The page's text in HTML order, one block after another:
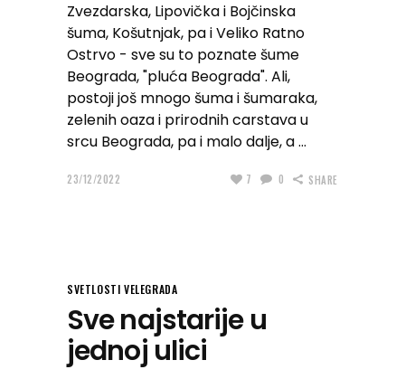
Zvezdarska, Lipovička i Bojčinska
šuma, Košutnjak, pa i Veliko Ratno
Ostrvo - sve su to poznate šume
Beograda, "pluća Beograda". Ali,
postoji još mnogo šuma i šumaraka,
zelenih oaza i prirodnih carstava u
srcu Beograda, pa i malo dalje, a
23/12/2022 7 0 SHARE
SVETLOSTI VELEGRADA
Sve najstarije u
jednoj ulici